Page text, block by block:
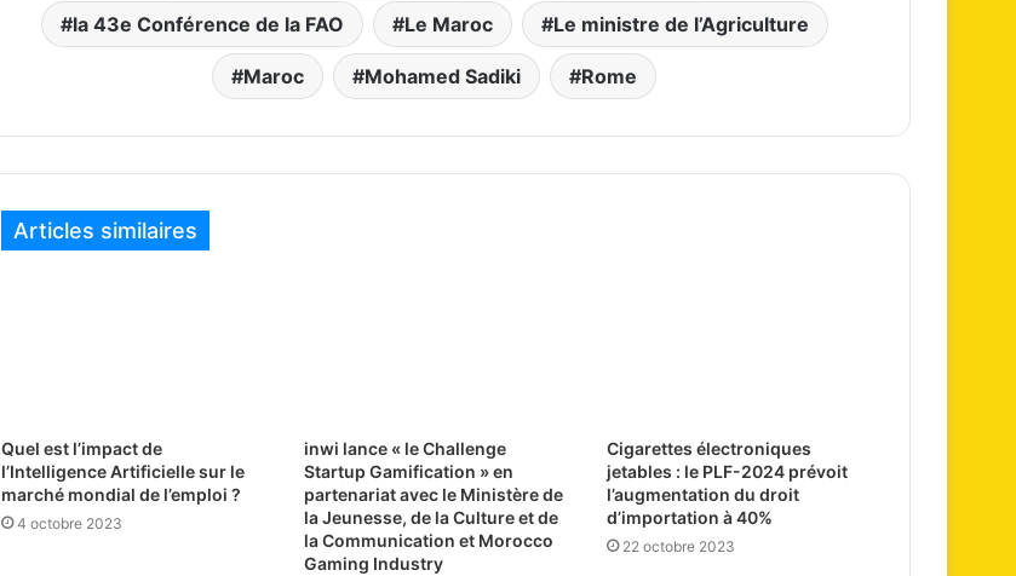
la 43e Conférence de la FAO Le Maroc Le ministre de l’Agriculture
Maroc Mohamed Sadiki Rome
Articles similaires
Quel est l’impact de
l’Intelligence Artificielle sur le
marché mondial de l’emploi ?
4 octobre 2023
inwi lance « le Challenge
Startup Gamification » en
partenariat avec le Ministère de
la Jeunesse, de la Culture et de
la Communication et Morocco
Gaming Industry
Cigarettes électroniques
jetables : le PLF-2024 prévoit
l’augmentation du droit
d’importation à 40%
22 octobre 2023